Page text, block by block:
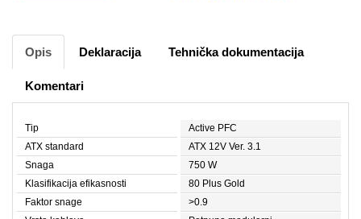
Opis Deklaracija Tehnička dokumentacija
Komentari
Tip
Active PFC
ATX standard
ATX 12V Ver. 3.1
Snaga
750 W
Klasifikacija efikasnosti
80 Plus Gold
Faktor snage
>0.9